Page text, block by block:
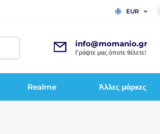
EUR
info@momanio.gr
Γράψτε μας όποτε θέλετε!
Realme Άλλες μάρκες